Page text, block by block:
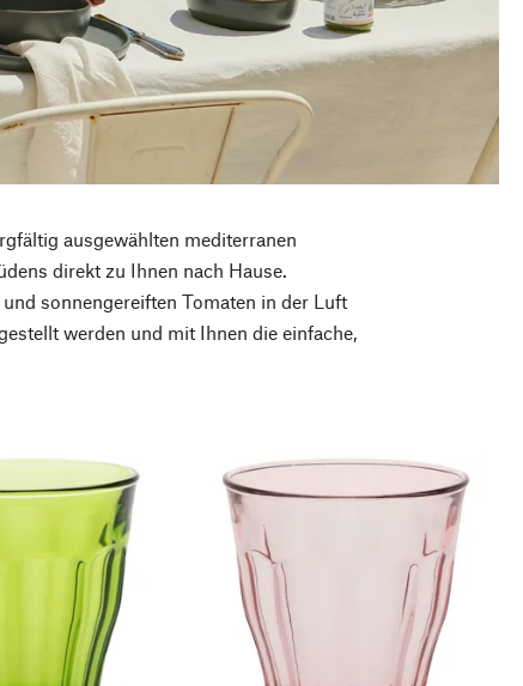
ausgewählten mediterranen
direkt zu Ihnen nach Hause.
sonnengereiften Tomaten in der Luft
werden und mit Ihnen die einfache,